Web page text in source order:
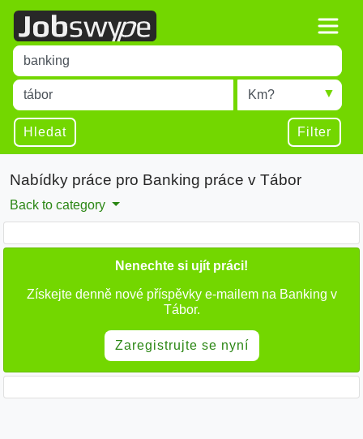
Title
Type 1 or more characters for results.
Místo
Type 1 or more characters for results.
Radius
Hledat Filter
Nabídky práce pro Banking práce v Tábor
Back to category
Nenechte si ujít práci!
Získejte denně nové příspěvky e-mailem na Banking v
Tábor.
Zaregistrujte se nyní